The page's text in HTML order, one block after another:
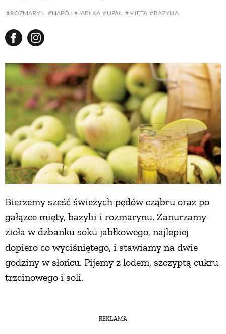
ROZMARYN NAPÓJ JABŁKA UPAŁ MIĘTA BAZYLIA
Bierzemy sześć świeżych pędów cząbru oraz po
gałązce mięty, bazylii i rozmarynu. Zanurzamy
zioła w dzbanku soku jabłkowego, najlepiej
dopiero co wyciśniętego, i stawiamy na dwie
godziny w słońcu. Pijemy z lodem, szczyptą cukru
trzcinowego i soli.
REKLAMA